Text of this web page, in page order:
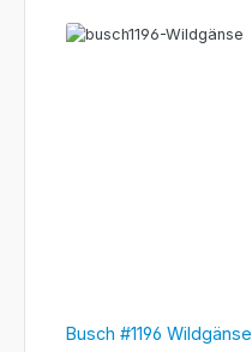
Busch #1196 Wildgänse